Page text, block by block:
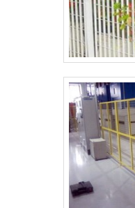
instalação da
compromisso com
Casa das Telas se
principais
cercamentos do
propriedade ou
galvanizado para
escolha certa
durabilidade e